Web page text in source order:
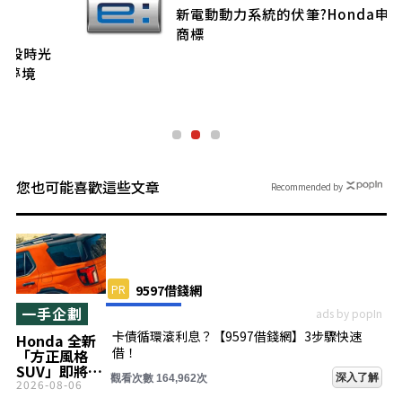
新電動動力系統的伏筆?Honda申請「e:」
商標
您也可能喜歡這些文章
Honda 全新
「方正風格
SUV」即將登
場！離地高度
一手企劃
2026-08-06
PR 9597借錢網
ads by popIn
卡債循環滾利息？【9597借錢網】3步驟快速
借！
觀看次數 164,962次 深入了解
Recommended by